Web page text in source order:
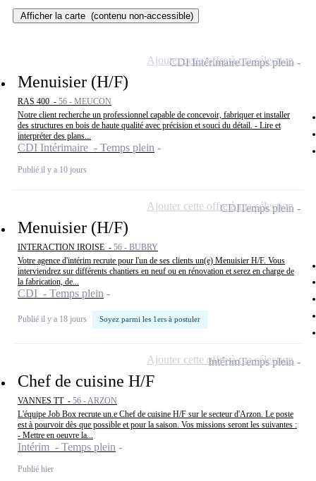
Afficher la carte (contenu non-accessible)
Menuisier (H/F)
RAS 400 - 56 - MEUCON
Notre client recherche un professionnel capable de concevoir, fabriquer et installer
des structures en bois de haute qualité avec précision et souci du détail. - Lire et
interpréter des plans...
CDI Intérimaire - Temps plein
Publié il y a 10 jours
CDI IntérimaireTemps plein
Ajouter cette offre à ma sélection
Menuisier (H/F)
INTERACTION IROISE - 56 - BUBRY
Votre agence d'intérim recrute pour l'un de ses clients un(e) Menuisier H/F. Vous
interviendrez sur différents chantiers en neuf ou en rénovation et serez en charge de
la fabrication, de...
CDI - Temps plein
Publié il y a 18 jours Soyez parmi les 1ers à postuler
CDITemps plein
Ajouter cette offre à ma sélection
Chef de cuisine H/F
VANNES TT - 56 - ARZON
L'équipe Job Box recrute un.e Chef de cuisine H/F sur le secteur d'Arzon. Le poste
est à pourvoir dès que possible et pour la saison. Vos missions seront les suivantes :
- Mettre en oeuvre la...
Intérim - Temps plein
Publié hier
IntérimTemps plein
Ajouter cette offre à ma sélection